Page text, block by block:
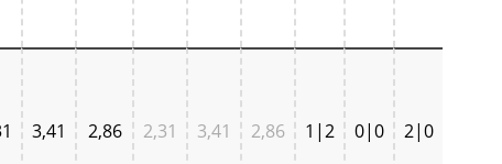
3,41 2,86 2,31 3,41 2,86 1|2 0|0 2|0